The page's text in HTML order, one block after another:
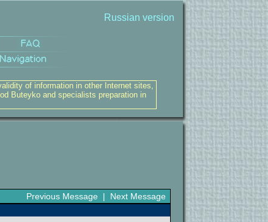
Russian version
of information in other Internet sites,
Buteyko and specialists preparation in
Previous Message | Next Message